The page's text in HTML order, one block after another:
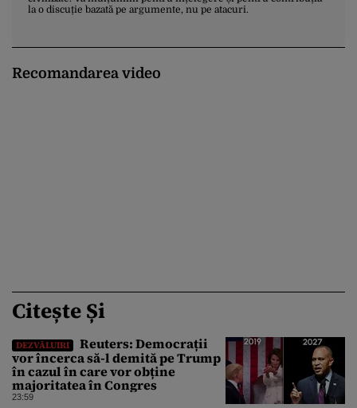
la o discuție bazată pe argumente, nu pe atacuri.
Recomandarea video
Citește Și
DEZVĂLUIRI
Reuters: Democrații
vor încerca să-l demită pe Trump
în cazul în care vor obține
majoritatea în Congres
23:59